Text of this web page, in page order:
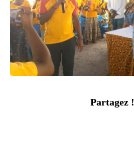
Partagez !